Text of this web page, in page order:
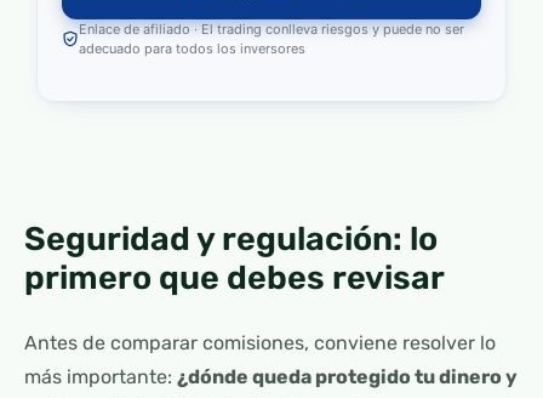
Enlace de afiliado · El trading conlleva riesgos y puede no ser
adecuado para todos los inversores
Seguridad y regulación: lo
primero que debes revisar
Antes de comparar comisiones, conviene resolver lo
más importante: ¿dónde queda protegido tu dinero y